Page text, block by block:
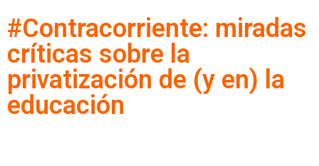
#Contracorriente: miradas
críticas sobre la
privatización de (y en) la
educación